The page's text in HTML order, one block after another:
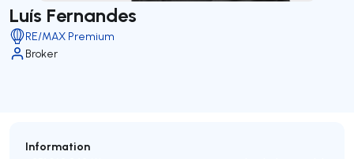
Luís Fernandes
RE/MAX Premium
Broker
Information